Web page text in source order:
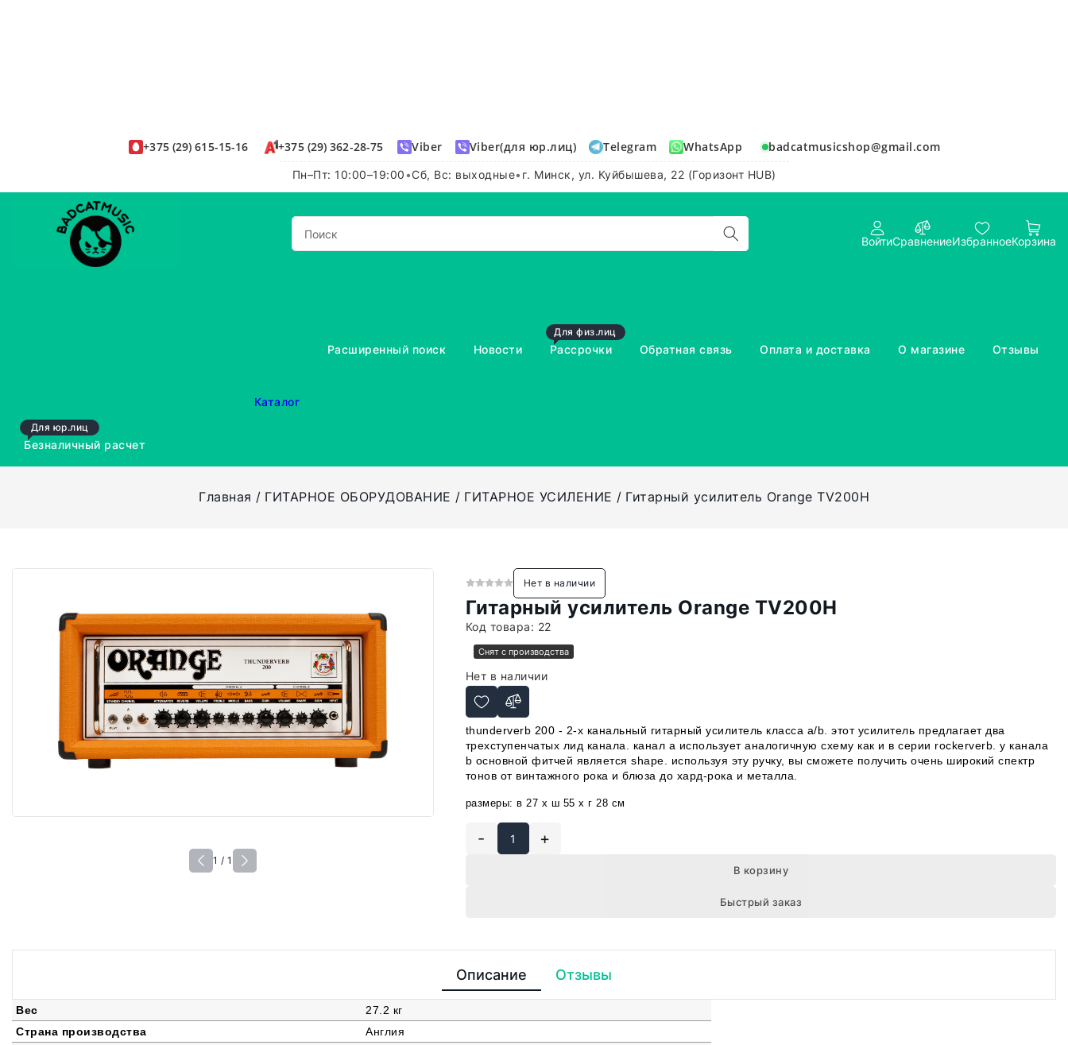
+375 (29) 615-15-16 +375 (29) 362-28-75 Viber Viber(для юр.лиц) Telegram WhatsApp badcatmusicshop@gmail.com
Пн–Пт: 10:00–19:00•Сб, Вс: выходные• г. Минск, ул. Куйбышева, 22 (Горизонт HUB)
ВойтиСравнениеИзбранноеКорзина
Каталог
Расширенный поиск Новости
Для физ.лиц
Рассрочки Обратная связь Оплата и доставка О магазине Отзывы
Для юр.лиц
Безналичный расчет
Главная ГИТАРНОЕ ОБОРУДОВАНИЕ ГИТАРНОЕ УСИЛЕНИЕ Гитарный усилитель Orange TV200H
1 / 1
Нет в наличии
Гитарный усилитель Orange TV200H
Код товара: 22
Снят с производства
Нет в наличии
thunderverb 200 - 2-х канальный гитарный усилитель класса a/b. этот усилитель предлагает два
трехступенчатых лид канала. канал а использует аналогичную схему как и в серии rockerverb. у канала
b основной фитчей является shape. используя эту ручку, вы сможете получить очень широкий спектр
тонов от винтажного рока и блюза до хард-рока и металла.
размеры: в 27 x ш 55 x г 28 см
- +
В корзину
Быстрый заказ
Описание Отзывы
Вес
27.2 кг
Страна производства
Англия